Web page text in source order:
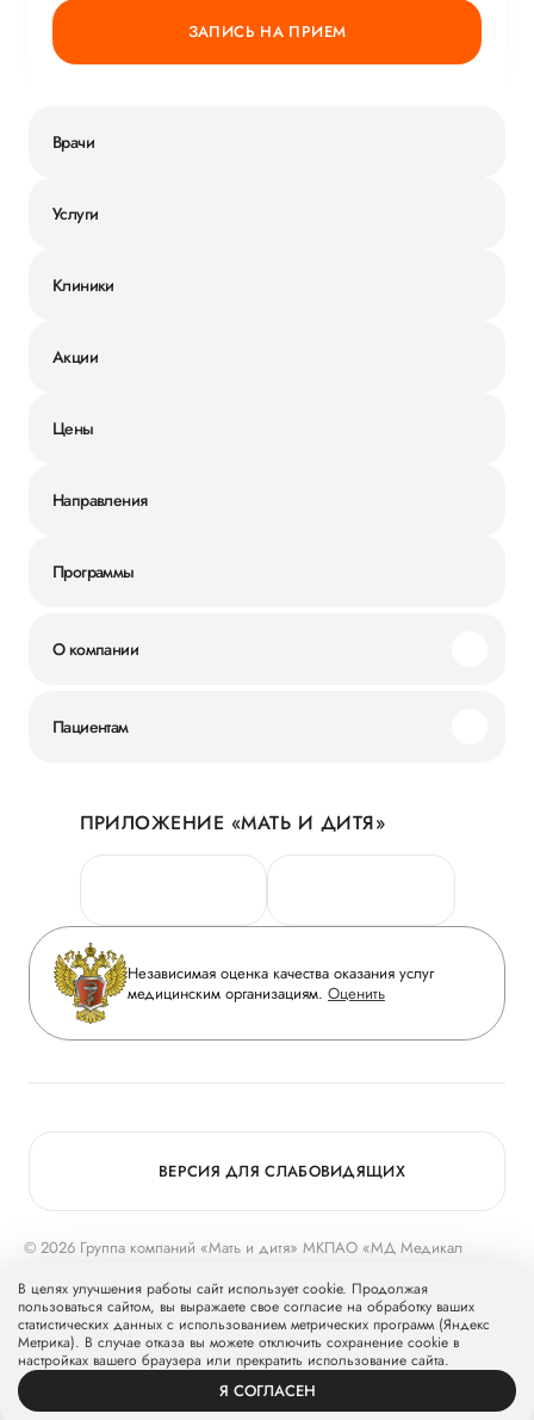
ЗАПИСЬ НА ПРИЕМ
Врачи
Услуги
Клиники
Акции
Цены
Направления
Программы
О компании
Новости
Руководство
Сотрудничество
Инвесторам
Журнал «Мать и дитя»
Вакансии
Медицинский туризм
Пациентам
Личный кабинет
Персональные данные
Горячая линия качества
Вопрос-ответ
Приложение пациента
Статьи
ПРИЛОЖЕНИЕ «МАТЬ И ДИТЯ»
Независимая оценка качества оказания услуг
медицинским организациям. Оценить
© 2026 Группа компаний «Мать и дитя» МКПАО «МД Медикал
Группу компаний «Мать и дитя».
ВЕРСИЯ ДЛЯ СЛАБОВИДЯЩИХ
УСЛУГИ ПРОФИЛЬ
В целях улучшения работы сайт использует cookie. Продолжая
пользоваться сайтом, вы выражаете свое согласие на обработку ваших
статистических данных с использованием метрических программ (Яндекс
Метрика). В случае отказа вы можете отключить сохранение cookie в
настройках вашего браузера или прекратить использование сайта.
Я СОГЛАСЕН